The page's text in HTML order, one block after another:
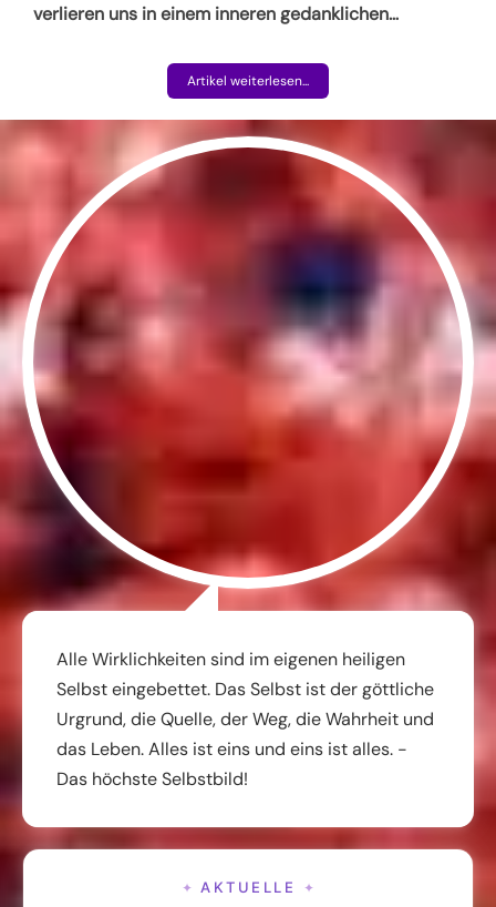
verlieren uns in einem inneren gedanklichen…
Artikel weiterlesen...
Alle Wirklichkeiten sind im eigenen heiligen
Selbst eingebettet. Das Selbst ist der göttliche
Urgrund, die Quelle, der Weg, die Wahrheit und
das Leben. Alles ist eins und eins ist alles. -
Das höchste Selbstbild!
✦ AKTUELLE ✦